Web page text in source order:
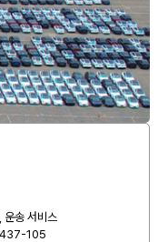
송 서비스
437-105